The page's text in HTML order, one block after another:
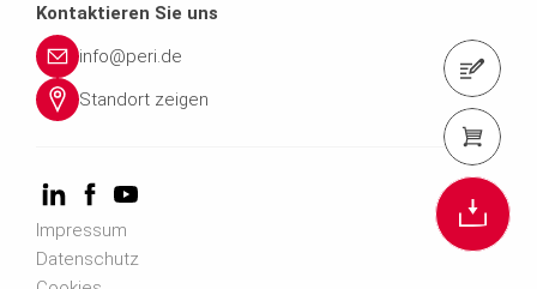
a
l
d
e
Kontaktieren Sie uns
info@peri.de
Standort zeigen
Impressum
Datenschutz